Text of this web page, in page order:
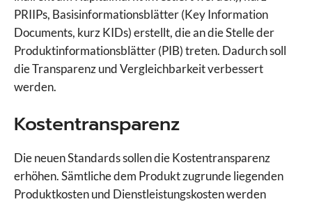
PRIIPs, Basisinformationsblätter (Key Information
Documents, kurz KIDs) erstellt, die an die Stelle der
Produktinformationsblätter (PIB) treten. Dadurch soll
die Transparenz und Vergleichbarkeit verbessert
werden.
Kostentransparenz
Die neuen Standards sollen die Kostentransparenz
erhöhen. Sämtliche dem Produkt zugrunde liegenden
Produktkosten und Dienstleistungskosten werden